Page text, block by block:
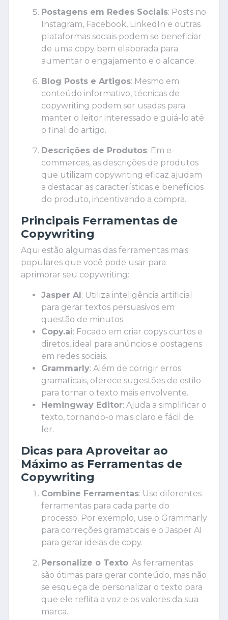
Postagens em Redes Sociais: Posts no
Instagram, Facebook, LinkedIn e outras
plataformas sociais podem se beneficiar
de uma copy bem elaborada para
aumentar o engajamento e o alcance.
Blog Posts e Artigos: Mesmo em
conteúdo informativo, técnicas de
copywriting podem ser usadas para
manter o leitor interessado e guiá-lo até
o final do artigo.
Descrições de Produtos: Em e-
commerces, as descrições de produtos
que utilizam copywriting eficaz ajudam
a destacar as características e benefícios
do produto, incentivando a compra.
Principais Ferramentas de
Copywriting
Aqui estão algumas das ferramentas mais
populares que você pode usar para
aprimorar seu copywriting:
Jasper AI : Utiliza inteligência artificial
para gerar textos persuasivos em
questão de minutos.
Copy.ai: Focado em criar copys curtos e
diretos, ideal para anúncios e postagens
em redes sociais.
Grammarly: Além de corrigir erros
gramaticais, oferece sugestões de estilo
para tornar o texto mais envolvente.
Hemingway Editor: Ajuda a simplificar o
texto, tornando-o mais claro e fácil de
ler.
Dicas para Aproveitar ao
Máximo as Ferramentas de
Copywriting
Combine Ferramentas: Use diferentes
ferramentas para cada parte do
processo. Por exemplo, use o Grammarly
para correções gramaticais e o Jasper AI
para gerar ideias de copy.
Personalize o Texto: As ferramentas
são ótimas para gerar conteúdo, mas não
se esqueça de personalizar o texto para
que ele reflita a voz e os valores da sua
marca.